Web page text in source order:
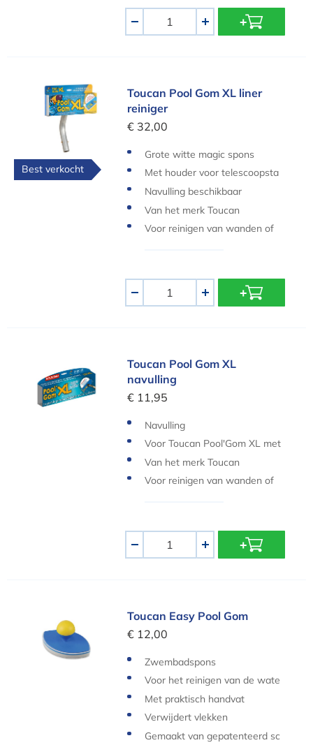
+
Toucan Pool Gom XL liner reiniger
Best verkocht
Toucan Pool Gom XL liner
reiniger
€ 32,00
Grote witte magic spons
Met houder voor telescoopsta
ng
Navulling beschikbaar
Van het merk Toucan
Voor reinigen van wanden of
+
Toucan Pool Gom XL navulling
Toucan Pool Gom XL
navulling
€ 11,95
Navulling
Voor Toucan Pool'Gom XL met
houder
Van het merk Toucan
Voor reinigen van wanden of
+
Toucan Easy Pool GomToucan Easy Pool Gom
€ 12,00
Zwembadspons
Voor het reinigen van de wate
rlijn
Met praktisch handvat
Verwijdert vlekken
Gemaakt van gepatenteerd sc